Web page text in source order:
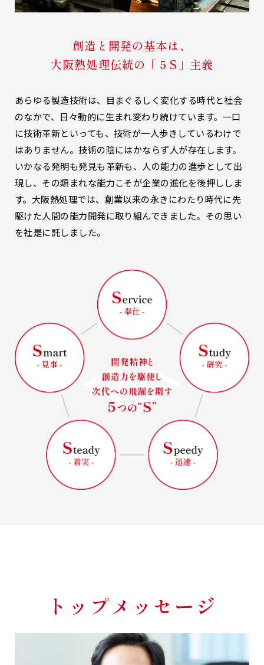
創造と開発の基本は、
大阪熱処理伝統の「５S」主義
あらゆる製造技術は、目まぐるしく変化する時代と社会
のなかで、日々動的に生まれ変わり続けています。一口
に技術革新といっても、技術が一人歩きしているわけで
はありません。技術の陰にはかならず人が存在します。
いかなる発明も発見も革新も、人の能力の進歩として出
現し、その類まれな能力こそが企業の進化を後押ししま
す。大阪熱処理では、創業以来の永きにわたり時代に先
駆けた人間の能力開発に取り組んできました。その思い
を社是に託しました。
トップメッセージ